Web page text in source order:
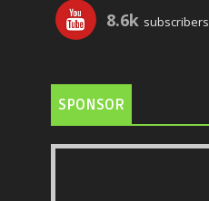
8.6k subscribers
SPONSOR